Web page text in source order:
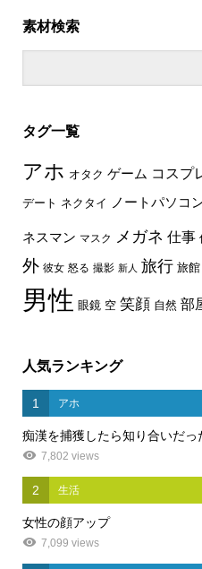
素材検索
タグ一覧
アホ オタク ゲーム コスプ
デート ネクタイ ノートパソコ
ネスマン マスク メガネ 仕事
外 彼女 怒る 撮影 新人 旅行 旅館
男性 眼鏡 空 笑顔 自然 部
人気ランキング
1 アホ
痴漢を捕獲したら知り合いだっ
7,802 views
2 生活
女性の顔アップ
7,099 views